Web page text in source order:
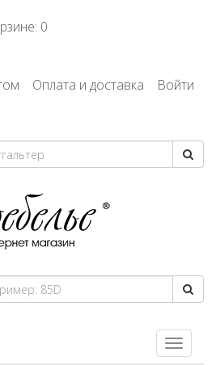
0
Оплата и доставка Войти
Toggle
navigation